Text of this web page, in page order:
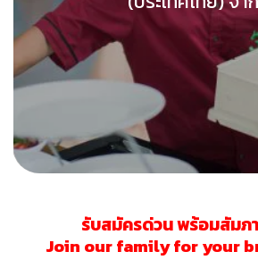
รับสมัครด่วน พร้อมสัม
Join our family for your